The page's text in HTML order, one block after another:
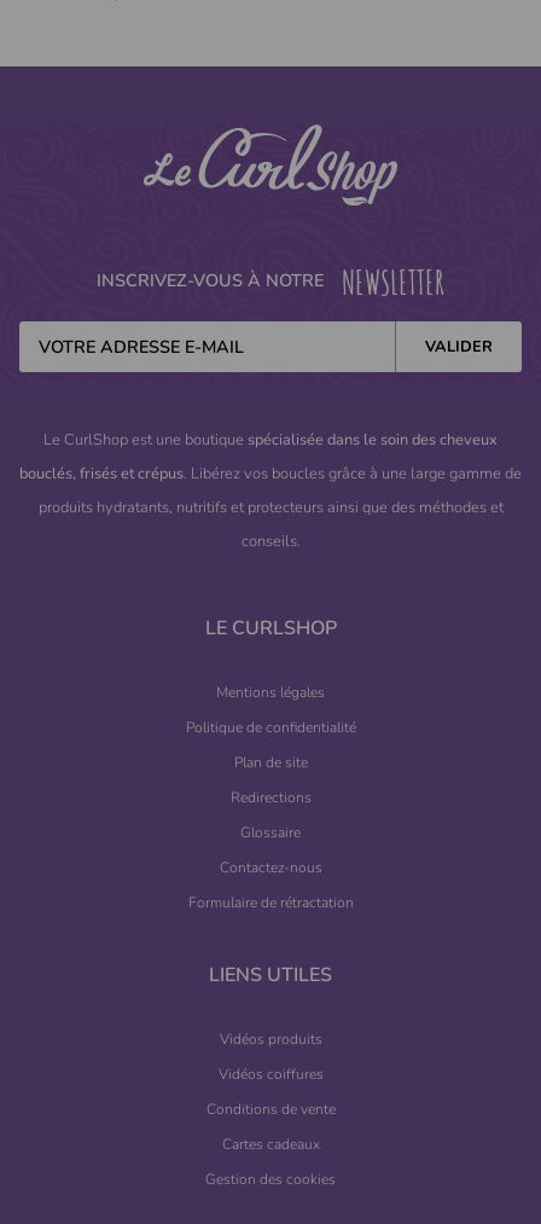
INSCRIVEZ-VOUS À NOTRE NEWSLETTER
Le CurlShop est une boutique spécialisée dans le soin des cheveux
bouclés, frisés et crépus. Libérez vos boucles grâce à une large gamme de
produits hydratants, nutritifs et protecteurs ainsi que des méthodes et
conseils.
LE CURLSHOP
Mentions légales
Politique de confidentialité
Plan de site
Redirections
Glossaire
Contactez-nous
Formulaire de rétractation
LIENS UTILES
Vidéos produits
Vidéos coiffures
Conditions de vente
Cartes cadeaux
Gestion des cookies